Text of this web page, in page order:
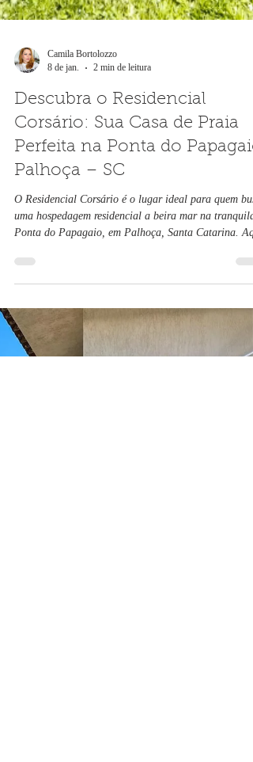
Camila Bortolozzo
8 de jan.
2 min de leitura
Descubra o Residencial
Perfeita na Ponta do
Palhoça – SC